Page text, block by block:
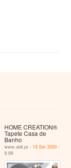
HOME CREATION®
Tapete Casa de
Banho
www.aldi.pt - 19 Set 2020 -
9.99